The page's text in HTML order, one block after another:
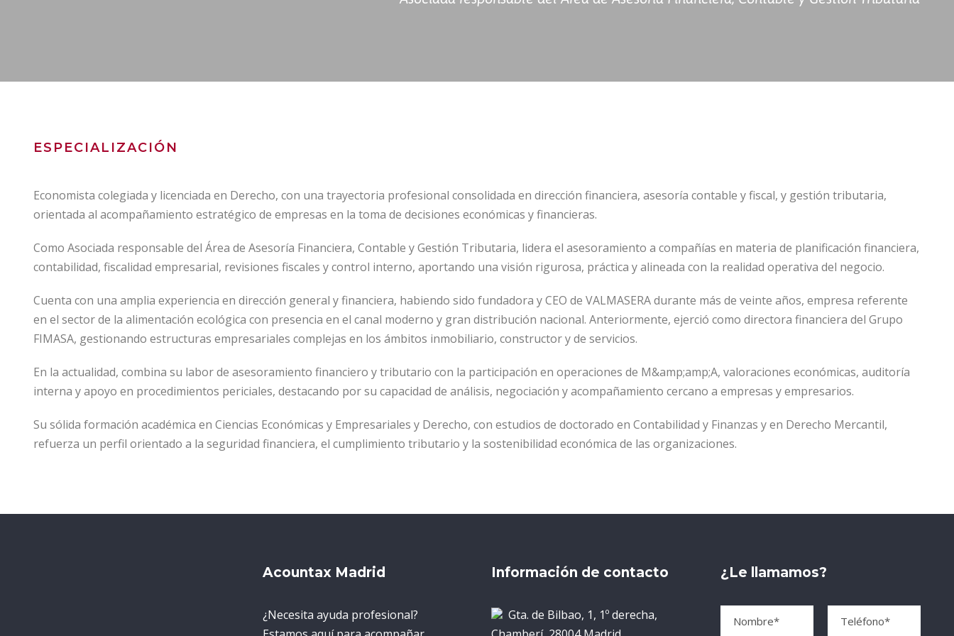
ESPECIALIZACIÓN
Economista colegiada y licenciada en Derecho, con una trayectoria profesional consolidada en dirección financiera, asesoría contable y fiscal, y gestión tributaria,
orientada al acompañamiento estratégico de empresas en la toma de decisiones económicas y financieras.
Como Asociada responsable del Área de Asesoría Financiera, Contable y Gestión Tributaria, lidera el asesoramiento a compañías en materia de planificación financiera,
contabilidad, fiscalidad empresarial, revisiones fiscales y control interno, aportando una visión rigurosa, práctica y alineada con la realidad operativa del negocio.
Cuenta con una amplia experiencia en dirección general y financiera, habiendo sido fundadora y CEO de VALMASERA durante más de veinte años, empresa referente
en el sector de la alimentación ecológica con presencia en el canal moderno y gran distribución nacional. Anteriormente, ejerció como directora financiera del Grupo
FIMASA, gestionando estructuras empresariales complejas en los ámbitos inmobiliario, constructor y de servicios.
En la actualidad, combina su labor de asesoramiento financiero y tributario con la participación en operaciones de M&amp;amp;A, valoraciones económicas, auditoría
interna y apoyo en procedimientos periciales, destacando por su capacidad de análisis, negociación y acompañamiento cercano a empresas y empresarios.
Su sólida formación académica en Ciencias Económicas y Empresariales y Derecho, con estudios de doctorado en Contabilidad y Finanzas y en Derecho Mercantil,
refuerza un perfil orientado a la seguridad financiera, el cumplimiento tributario y la sostenibilidad económica de las organizaciones.
Acountax Madrid
¿Necesita ayuda profesional?
Información de contacto
Gta. de Bilbao, 1, 1º derecha,
¿Le llamamos?